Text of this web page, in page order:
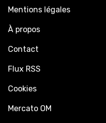
Mentions légales
À propos
Contact
Flux RSS
Cookies
Mercato OM